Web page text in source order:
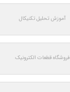
آموزش تحلیل تکنیکال
فروشگاه قطعات الکترونیک